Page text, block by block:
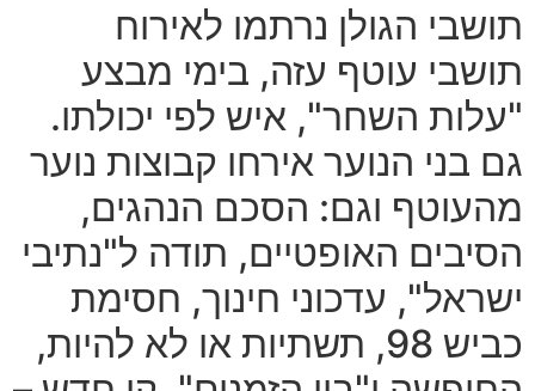
תושבי הגולן נרתמו לאירוח
תושבי עוטף עזה, בימי מבצע
"עלות השחר", איש לפי יכולתו.
גם בני הנוער אירחו קבוצות נוער
מהעוטף וגם: הסכם הנהגים,
הסיבים האופטיים, תודה ל"נתיבי
ישראל", עדכוני חינוך, חסימת
כביש
תשתיות או לא להיות,